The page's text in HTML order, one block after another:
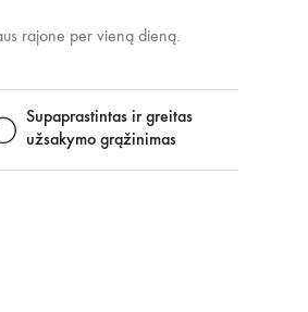
rajone per vieną dieną.
Supaprastintas ir greitas
užsakymo grąžinimas